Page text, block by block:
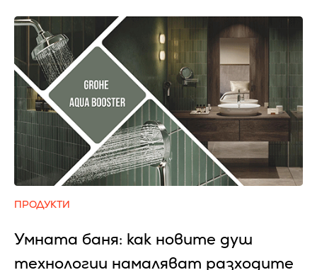
ПРОДУКТИ
Умната баня: как новите душ
технологии намаляват разходите